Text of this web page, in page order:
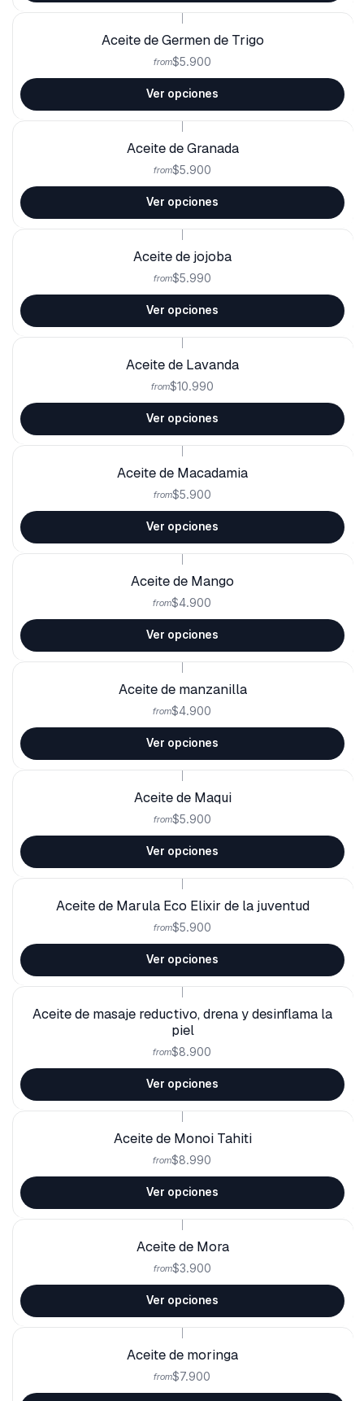
Aceite de Germen de Trigo
from$5.900
Ver opciones
Aceite de Granada
from$5.900
Ver opciones
Aceite de jojoba
from$5.990
Ver opciones
Aceite de Lavanda
from$10.990
Ver opciones
Aceite de Macadamia
from$5.900
Ver opciones
Aceite de Mango
from$4.900
Ver opciones
Aceite de manzanilla
from$4.900
Ver opciones
Aceite de Maqui
from$5.900
Ver opciones
Aceite de Marula Eco Elixir de la juventud
from$5.900
Ver opciones
Aceite de masaje reductivo, drena y desinflama la
piel
from$8.900
Ver opciones
Aceite de Monoi Tahiti
from$8.990
Ver opciones
Aceite de Mora
from$3.900
Ver opciones
Aceite de moringa
from$7.900